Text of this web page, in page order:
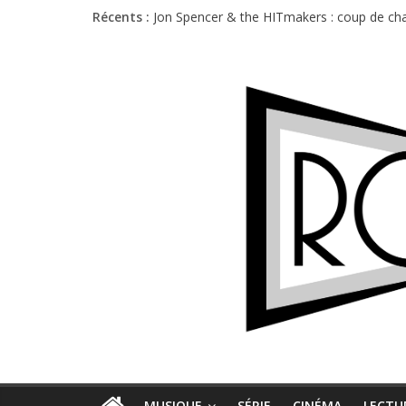
Récents : Jon Spencer & the HITmakers : coup de
Charlie Puth à l’Olympia : la leçon de pop